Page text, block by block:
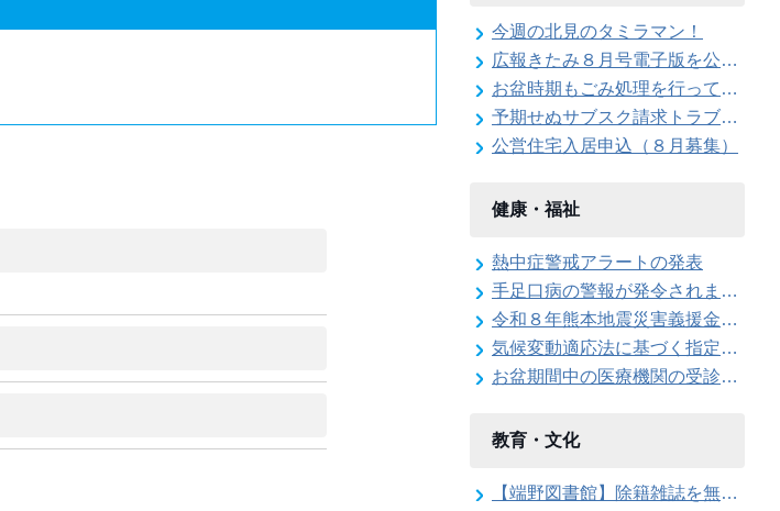
今週の北見のタミラマン！
広報きたみ８月号電子版を公開しました
お盆時期もごみ処理を行っています
予期せぬサブスク請求トラブルに注意！
公営住宅入居申込（８月募集）
健康・福祉
熱中症警戒アラートの発表
手足口病の警報が発令されました
令和８年熊本地震災害義援金を受け付けています
気候変動適応法に基づく指定暑熱避難施設に係る協定締結式を開催しました
お盆期間中の医療機関の受診について
教育・文化
【端野図書館】除籍雑誌を無料配布します